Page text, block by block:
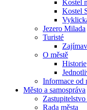
Kostel
Kostel
Jezero Milada
Turisté
O městě
Historie
Informace od
Město a samospráva
Zastupitelstvo
Rada města